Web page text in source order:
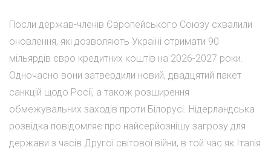
Посли держав-членів Європейського Союзу схвалили
оновлення, які дозволяють Україні отримати 90
мільярдів євро кредитних коштів на 2026-2027 роки.
Одночасно вони затвердили новий, двадцятий пакет
санкцій щодо Росії, а також розширення
обмежувальних заходів проти Білорусі. Нідерландська
розвідка повідомляє про найсерйознішу загрозу для
держави з часів Другої світової війни, в той час як Італія